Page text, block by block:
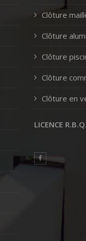
Clôture
Clôture
Clôture
Clôture
Clôture en
LICENCE